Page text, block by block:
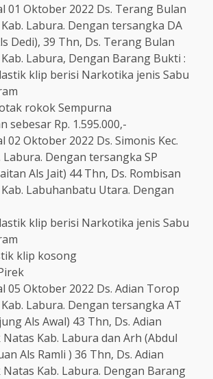
01 Oktober 2022 Ds. Terang Bulan
Kab. Labura. Dengan tersangka DA
Dedi), 39 Thn, Ds. Terang Bulan
Kab. Labura, Dengan Barang Bukti :
klip berisi Narkotika jenis Sabu
rokok Sempurna
sebesar Rp. 1.595.000,-
02 Oktober 2022 Ds. Simonis Kec.
Labura. Dengan tersangka SP
Als Jait) 44 Thn, Ds. Rombisan
Kab. Labuhanbatu Utara. Dengan
klip berisi Narkotika jenis Sabu
klip kosong
05 Oktober 2022 Ds. Adian Torop
Kab. Labura. Dengan tersangka AT
Als Awal) 43 Thn, Ds. Adian
Natas Kab. Labura dan Arh (Abdul
Als Ramli ) 36 Thn, Ds. Adian
Natas Kab. Labura. Dengan Barang